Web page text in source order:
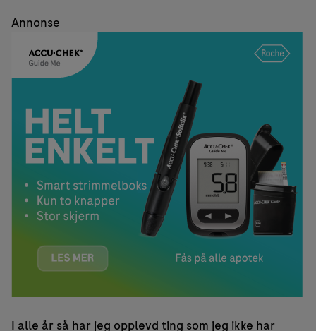
Annonse
I alle år så har jeg opplevd ting som jeg ikke har